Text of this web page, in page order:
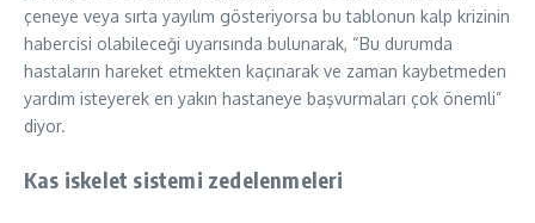
çeneye veya sırta yayılım gösteriyorsa bu tablonun kalp krizinin
habercisi olabileceği uyarısında bulunarak, “Bu durumda
hastaların hareket etmekten kaçınarak ve zaman kaybetmeden
yardım isteyerek en yakın hastaneye başvurmaları çok önemli”
diyor.
Kas iskelet sistemi zedelenmeleri